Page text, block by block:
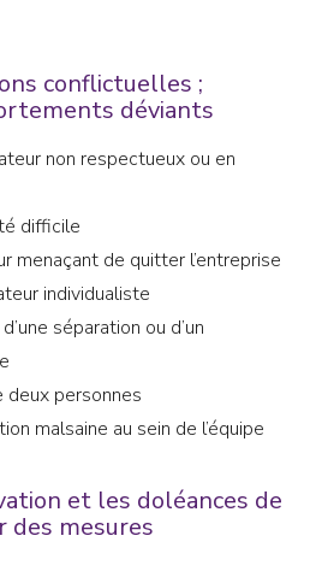
conflictuelles ;
déviants
non respectueux ou en
difficile
menaçant de quitter l’entreprise
individualiste
séparation ou d’un
deux personnes
malsaine au sein de l’équipe
et les doléances de
des mesures